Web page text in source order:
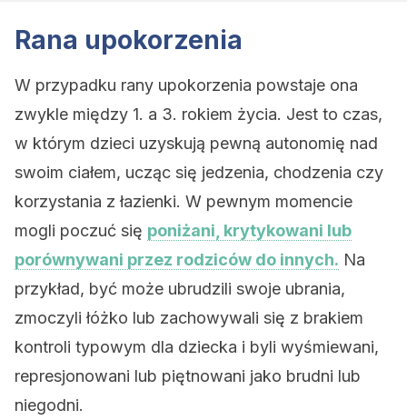
Rana upokorzenia
W przypadku rany upokorzenia powstaje ona
zwykle między 1. a 3. rokiem życia. Jest to czas,
w którym dzieci uzyskują pewną autonomię nad
swoim ciałem, ucząc się jedzenia, chodzenia czy
korzystania z łazienki. W pewnym momencie
mogli poczuć się poniżani, krytykowani lub
porównywani przez rodziców do innych. Na
przykład, być może ubrudzili swoje ubrania,
zmoczyli łóżko lub zachowywali się z brakiem
kontroli typowym dla dziecka i byli wyśmiewani,
represjonowani lub piętnowani jako brudni lub
niegodni.